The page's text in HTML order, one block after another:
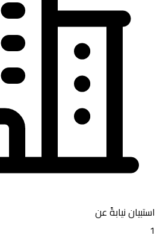
استبيان نيابةً عن